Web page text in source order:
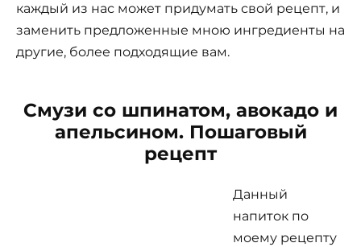
каждый из нас может придумать свой рецепт, и
заменить предложенные мною ингредиенты на
другие, более подходящие вам.
Смузи со шпинатом, авокадо и
апельсином. Пошаговый
рецепт
Данный
напиток по
моему рецепту